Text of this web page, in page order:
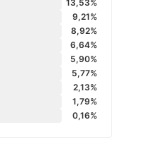
13,53%
9,21%
8,92%
6,64%
5,90%
5,77%
2,13%
1,79%
0,16%